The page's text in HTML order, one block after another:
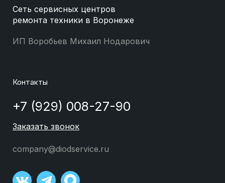
Сеть сервисных центров
ремонта техники в Воронеже
ИП Воробьев Михаил Нодарович
Контакты
+7 (929) 008-27-90
Заказать звонок
company@diodservice.ru